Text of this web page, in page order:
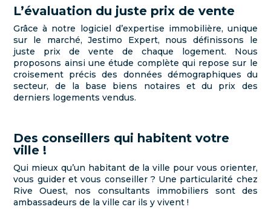
L’évaluation du juste prix de vente
Grâce à notre logiciel d’expertise immobilière, unique
sur le marché, Jestimo Expert, nous définissons le
juste prix de vente de chaque logement. Nous
proposons ainsi une étude complète qui repose sur le
croisement précis des données démographiques du
secteur, de la base biens notaires et du prix des
derniers logements vendus.
Des conseillers qui habitent votre
ville !
Qui mieux qu’un habitant de la ville pour vous orienter,
vous guider et vous conseiller ? Une particularité chez
Rive Ouest, nos consultants immobiliers sont des
ambassadeurs de la ville car ils y vivent !